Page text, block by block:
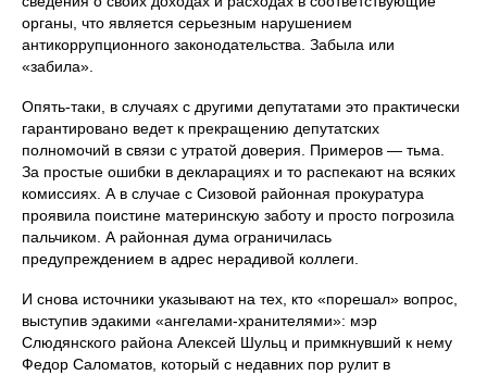
органы, что является серьезным нарушением
антикоррупционного законодательства. Забыла или
«забила».
Опять-таки, в случаях с другими депутатами это практически
гарантировано ведет к прекращению депутатских
полномочий в связи с утратой доверия. Примеров — тьма.
За простые ошибки в декларациях и то распекают на всяких
комиссиях. А в случае с Сизовой районная прокуратура
проявила поистине материнскую заботу и просто погрозила
пальчиком. А районная дума ограничилась
предупреждением в адрес нерадивой коллеги.
И снова источники указывают на тех, кто «порешал» вопрос,
выступив эдакими «ангелами-хранителями»: мэр
Слюдянского района Алексей Шульц и примкнувший к нему
Федор Саломатов, который с недавних пор рулит в